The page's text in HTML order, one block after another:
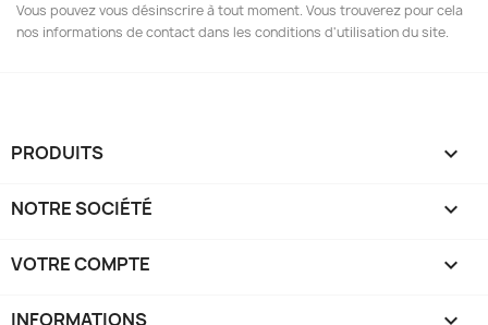
Vous pouvez vous désinscrire à tout moment. Vous trouverez pour cela
nos informations de contact dans les conditions d'utilisation du site.
PRODUITS 
NOTRE SOCIÉTÉ 
VOTRE COMPTE 
INFORMATIONS